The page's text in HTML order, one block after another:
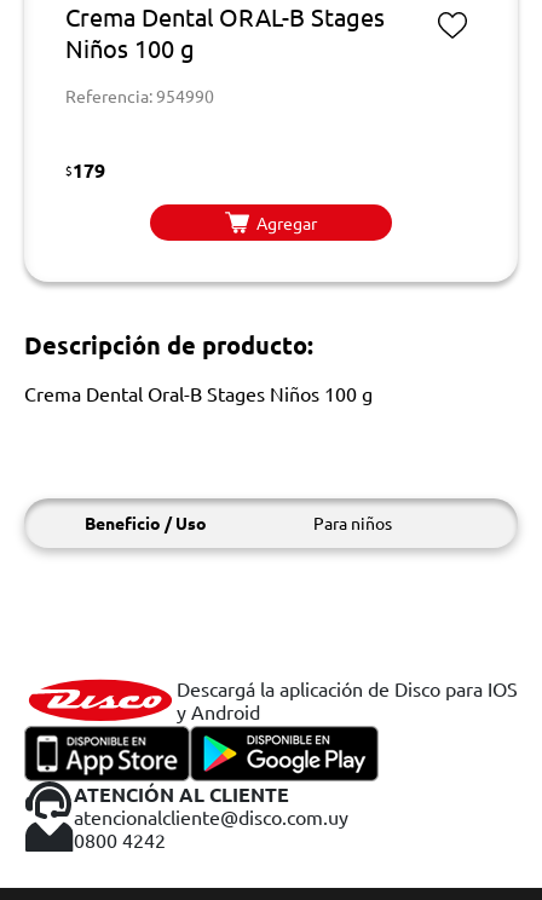
Crema Dental ORAL-B Stages
Niños 100 g
Referencia: 954990
$179
Agregar
Descripción de producto:
Crema Dental Oral-B Stages Niños 100 g
Beneficio / Uso Para niños
Descargá la aplicación de Disco para IOS
y Android
ATENCIÓN AL CLIENTE
atencionalcliente@disco.com.uy
0800 4242